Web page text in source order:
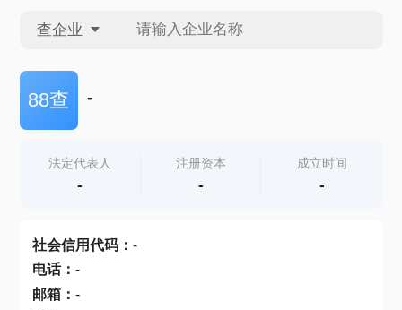
查企业
查企业
查产地
88查 -
法定代表人
-
注册资本
-
成立时间
-
社会信用代码： -
电话： -
邮箱： -